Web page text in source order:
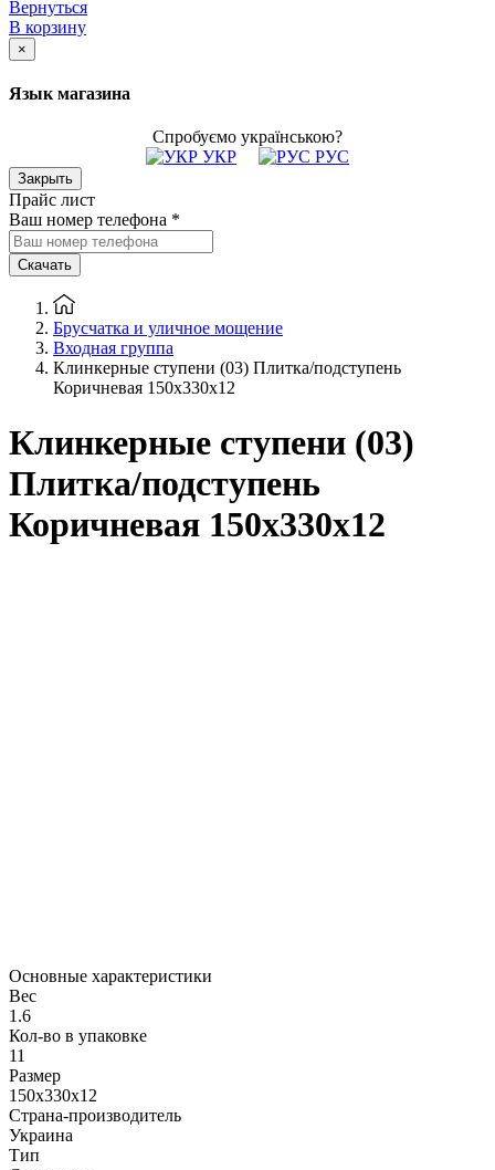
Вернуться
В корзину
×
Язык магазина
Спробуємо українською?
УКР
РУС
Закрыть
Прайс лист
Ваш номер телефона *
Скачать
Брусчатка и уличное мощение
Входная группа
Клинкерные ступени (03) Плитка/подступень
Коричневая 150x330x12
Клинкерные ступени (03)
Плитка/подступень
Коричневая 150x330x12
Основные характеристики
Вес
1.6
Кол-во в упаковке
11
Размер
150x330x12
Страна-производитель
Украина
Тип